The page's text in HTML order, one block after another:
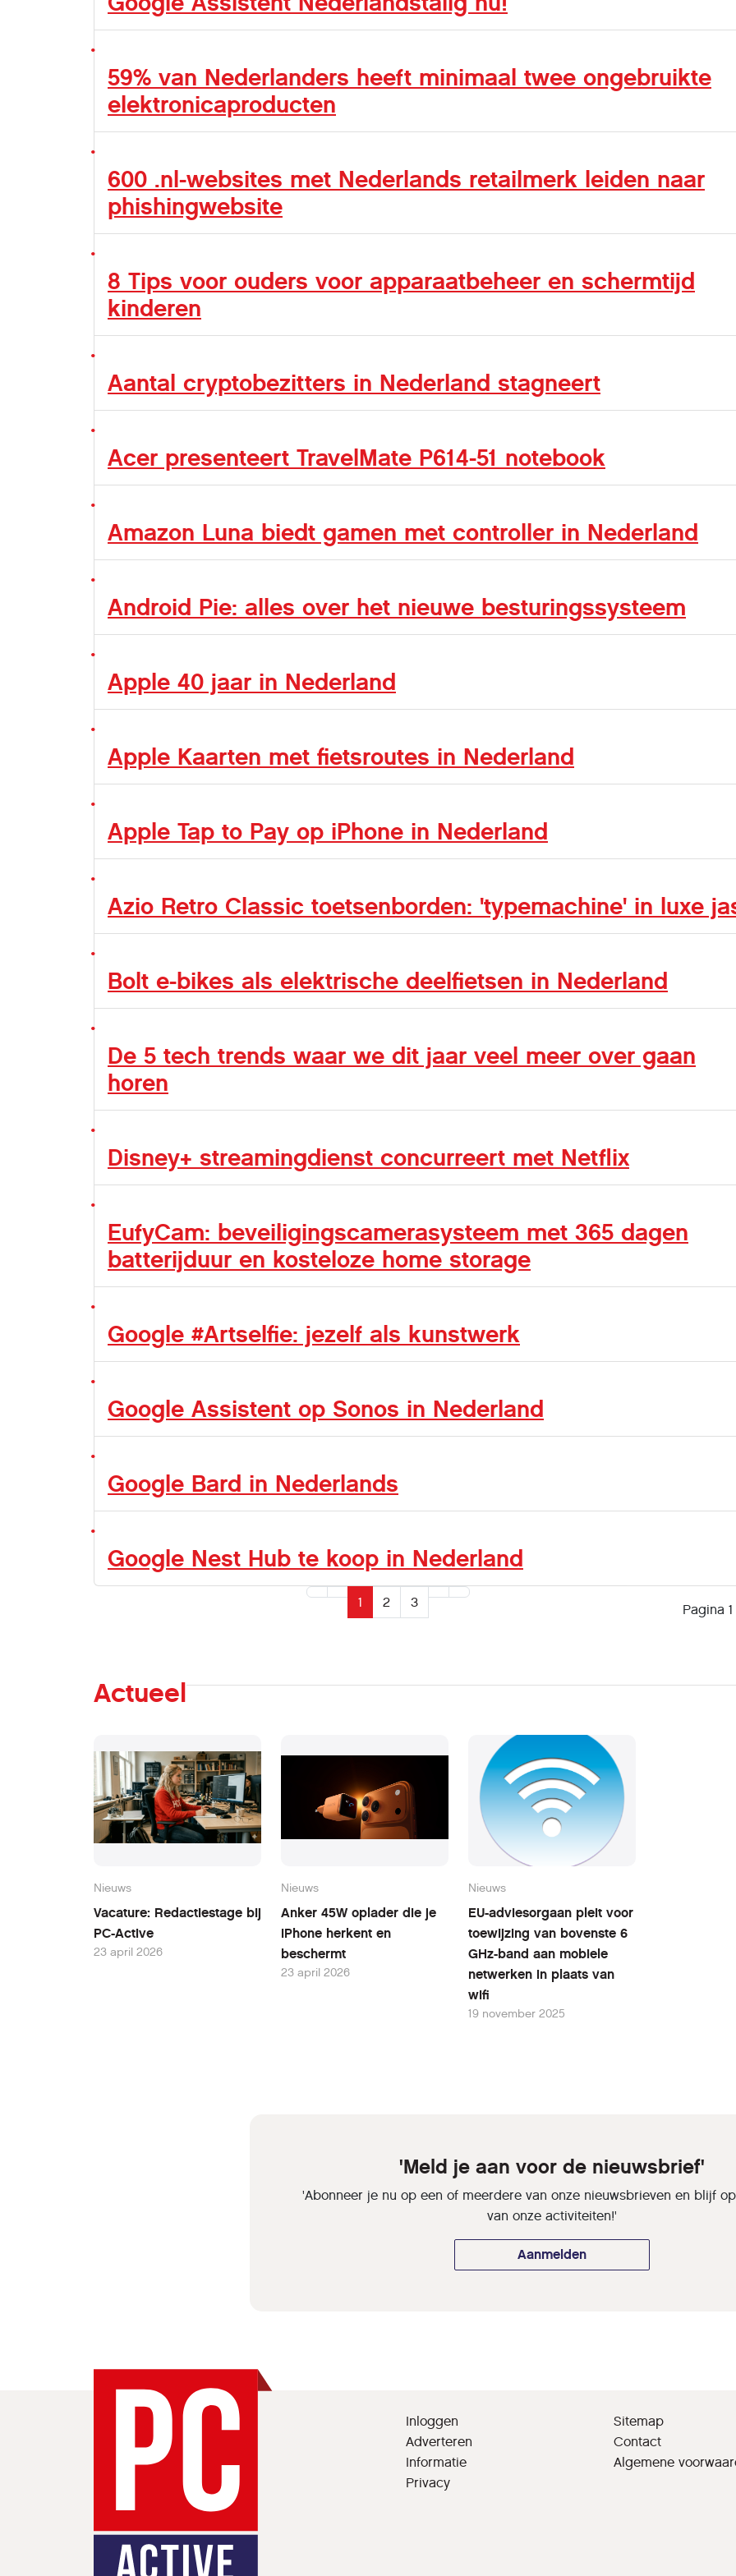
59% van Nederlanders heeft minimaal twee ongebruikte
elektronicaproducten
600 .nl-websites met Nederlands retailmerk leiden naar
phishingwebsite
8 Tips voor ouders voor apparaatbeheer en schermtijd
kinderen
Aantal cryptobezitters in Nederland stagneert
Acer presenteert TravelMate P614-51 notebook
Amazon Luna biedt gamen met controller in Nederland
Android Pie: alles over het nieuwe besturingssysteem
Apple 40 jaar in Nederland
Apple Kaarten met fietsroutes in Nederland
Apple Tap to Pay op iPhone in Nederland
Azio Retro Classic toetsenborden: 'typemachine' in luxe
Bolt e-bikes als elektrische deelfietsen in Nederland
De 5 tech trends waar we dit jaar veel meer over gaan
horen
Disney+ streamingdienst concurreert met Netflix
EufyCam: beveiligingscamerasysteem met 365 dagen
batterijduur en kosteloze home storage
Google #Artselfie: jezelf als kunstwerk
Google Assistent op Sonos in Nederland
Google Bard in Nederlands
Google Nest Hub te koop in Nederland
Pagina
1 2 3
Actueel
Nieuws
Vacature: Redactiestage bij
PC-Active
23 april 2026
Nieuws
Anker 45W oplader die je
iPhone herkent en
beschermt
23 april 2026
Nieuws
EU-adviesorgaan pleit voor
toewijzing van bovenste 6
GHz-band aan mobiele
netwerken in plaats van
wifi
19 november 2025
'Meld je aan voor de nieuwsbrief'
'Abonneer je nu op een of meerdere van onze nieuwsbrieven en blijf
van onze activiteiten!'
Aanmelden
Inloggen
Adverteren
Informatie
Privacy
Sitemap
Contact
Algemene